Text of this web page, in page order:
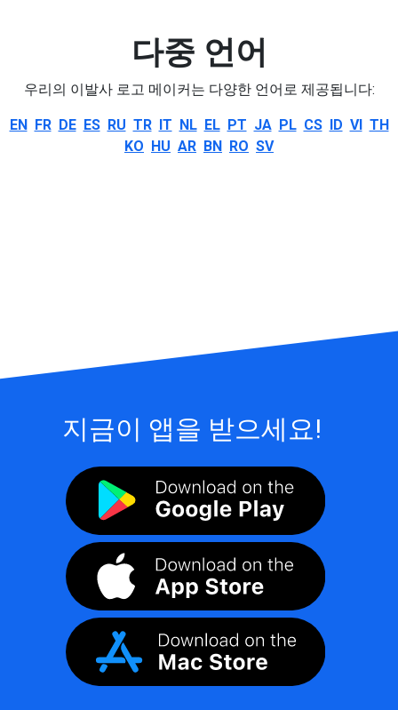
다중 언어
우리의 이발사 로고 메이커는 다양한 언어로 제공됩니다:
EN FR DE ES RU TR IT NL EL PT JA PL CS ID VI TH
KO HU AR BN RO SV
지금이 앱을 받으세요!